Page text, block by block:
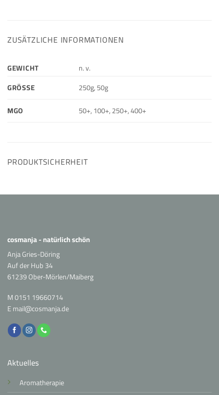
ZUSÄTZLICHE INFORMATIONEN
GEWICHT
n. v.
GRÖSSE
250g, 50g
MGO
50+, 100+, 250+, 400+
PRODUKTSICHERHEIT
cosmanja - natürlich schön
Anja Gries-Döring
Auf der Hub 34
61239 Ober-Mörlen/Maiberg
M0151 19660714
Email@cosmanja.de
Aktuelles
Aromatherapie